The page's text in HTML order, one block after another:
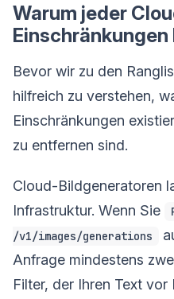
Warum jeder
Einschränkungen
Bevor wir zu den
hilfreich zu verstehen,
Einschränkungen
zu entfernen sind.
Cloud-Bildgeneratoren
Infrastruktur. Wenn Sie
/v1/images/generations
Anfrage mindestens
Filter, der Ihren Text vor